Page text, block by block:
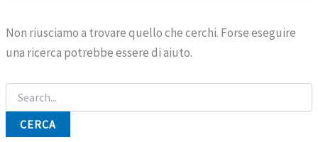
Non riusciamo a trovare quello che cerchi. Forse eseguire
una ricerca potrebbe essere di aiuto.
Cerca: